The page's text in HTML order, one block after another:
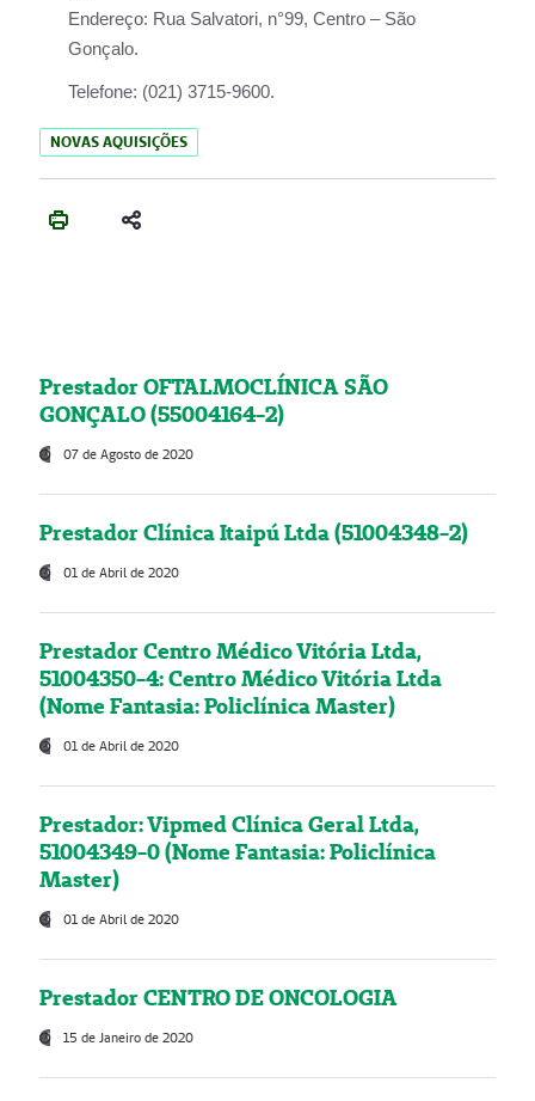
Endereço: Rua Salvatori, n°99, Centro – São
Gonçalo.
Telefone: (021) 3715-9600.
NOVAS AQUISIÇÕES
Prestador OFTALMOCLÍNICA SÃO
GONÇALO (55004164-2)
07 de Agosto de 2020
Prestador Clínica Itaipú Ltda (51004348-2)
01 de Abril de 2020
Prestador Centro Médico Vitória Ltda,
51004350-4: Centro Médico Vitória Ltda
(Nome Fantasia: Policlínica Master)
01 de Abril de 2020
Prestador: Vipmed Clínica Geral Ltda,
51004349-0 (Nome Fantasia: Policlínica
Master)
01 de Abril de 2020
Prestador CENTRO DE ONCOLOGIA
15 de Janeiro de 2020